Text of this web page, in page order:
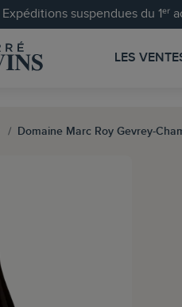
Expéditions suspendues du
LES
Domaine Marc Roy Gevrey-